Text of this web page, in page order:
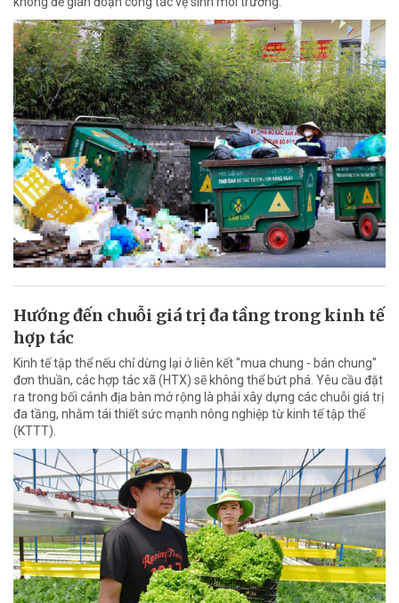
Hướng đến chuỗi giá trị đa tầng trong kinh tế
hợp tác
Kinh tế tập thể nếu chỉ dừng lại ở liên kết "mua chung - bán chung"
đơn thuần, các hợp tác xã (HTX) sẽ không thể bứt phá. Yêu cầu đặt
ra trong bối cảnh địa bàn mở rộng là phải xây dựng các chuỗi giá trị
đa tầng, nhằm tái thiết sức mạnh nông nghiệp từ kinh tế tập thể
(KTTT).